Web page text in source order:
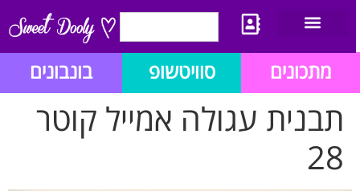
מתכונים סוויטשופ בונבונים
תבנית עגולה אמייל קוטר
28